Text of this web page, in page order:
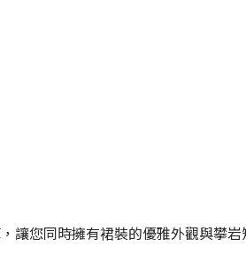
讓您同時擁有裙裝的優雅外觀與攀岩